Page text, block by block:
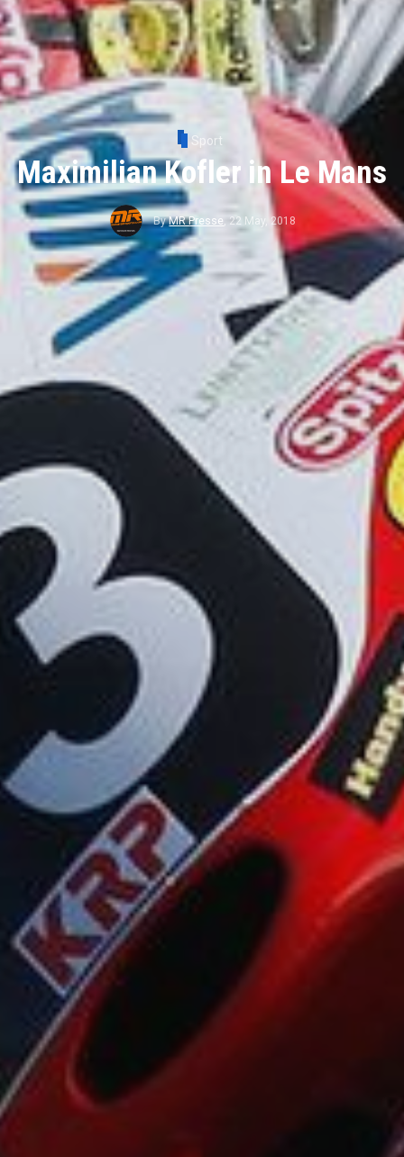
Sport
Maximilian Kofler in Le Mans
ByMR Presse, 22 May, 2018